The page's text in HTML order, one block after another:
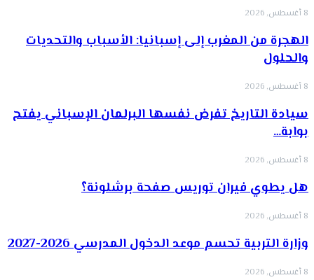
8 أغسطس, 2026
الهجرة من المغرب إلى إسبانيا: الأسباب والتحديات
والحلول
8 أغسطس, 2026
سيادة التاريخ تفرض نفسها البرلمان الإسباني يفتح
بوابة…
8 أغسطس, 2026
هل يطوي فيران توريس صفحة برشلونة؟
8 أغسطس, 2026
وزارة التربية تحسم موعد الدخول المدرسي 2026-2027
8 أغسطس, 2026